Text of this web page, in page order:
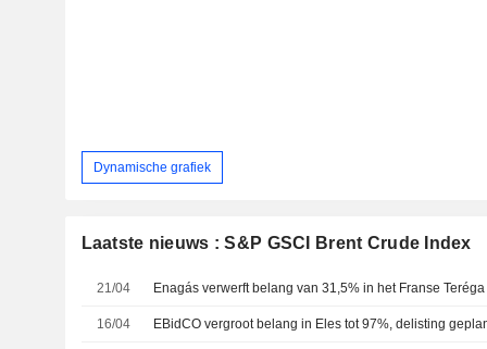
Dynamische grafiek
Laatste nieuws : S&P GSCI Brent Crude Index
21/04 Enagás verwerft belang van 31,5% in het Franse
16/04 EBidCO vergroot belang in Eles tot 97%, delisting